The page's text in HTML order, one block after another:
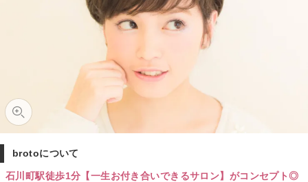
brotoについて
石川町駅徒歩1分【一生お付き合いできるサロン】がコンセプト◎